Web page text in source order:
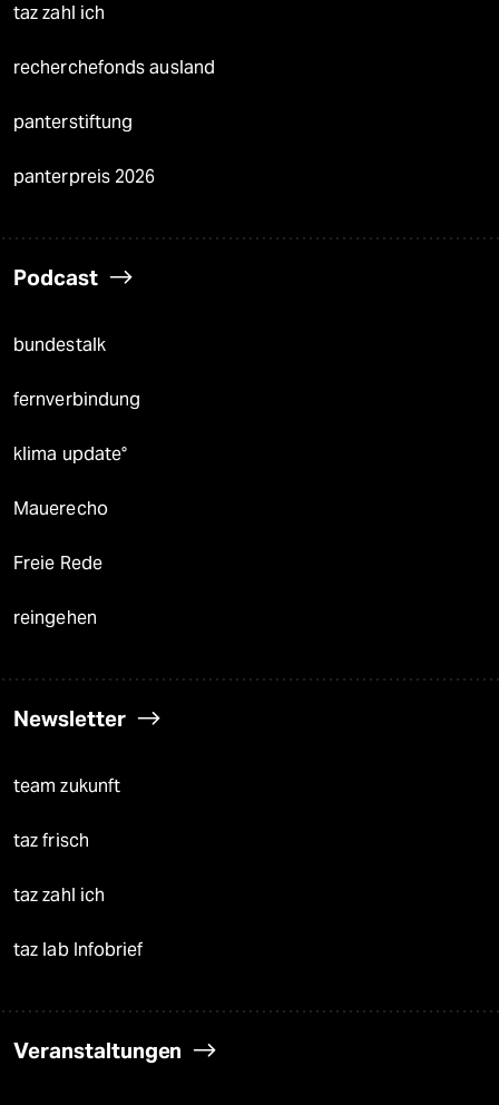
taz zahl ich
recherchefonds ausland
panterstiftung
panterpreis 2026
Podcast
bundestalk
fernverbindung
klima update°
Mauerecho
Freie Rede
reingehen
Newsletter
team zukunft
taz frisch
taz zahl ich
taz lab Infobrief
Veranstaltungen